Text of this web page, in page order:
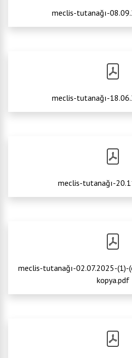
meclis-tutanağı-
meclis-tutanağı-
meclis-tutanağı-
meclis-tutanağı-02.07.2025-
kopya.pdf